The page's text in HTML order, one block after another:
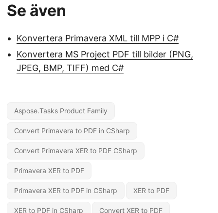
Se även
Konvertera Primavera XML till MPP i C#
Konvertera MS Project PDF till bilder (PNG,
JPEG, BMP, TIFF) med C#
Aspose.Tasks Product Family
Convert Primavera to PDF in CSharp
Convert Primavera XER to PDF CSharp
Primavera XER to PDF
Primavera XER to PDF in CSharp XER to PDF
XER to PDF in CSharp Convert XER to PDF